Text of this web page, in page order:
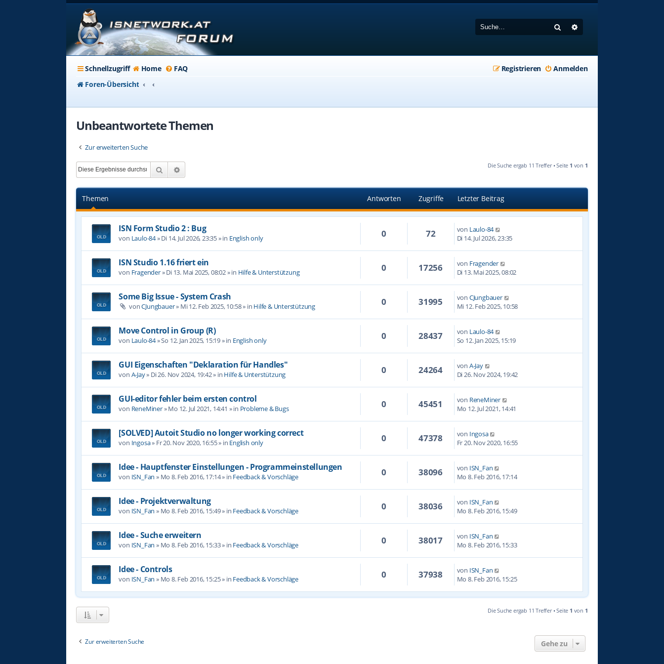
Suche
Schnellzugriff Home FAQ Anmelden
Registrieren
Foren-Übersicht
Unbeantwortete Themen
Zur erweiterten Suche
Suche Die Suche ergab 11 Treffer • Seite 1 von 1
Themen Antworten Zugriffe Letzter Beitrag
ISN Form Studio 2 : Bug
von Laulo-84»Di 14. Jul 2026, 23:35» in English only 0 72 von Laulo-84
Di 14. Jul 2026, 23:35
ISN Studio 1.16 friert ein
von Fragender»Di 13. Mai 2025, 08:02» in Hilfe & Unterstützung 0 17256 von Fragender
Di 13. Mai 2025, 08:02
Some Big Issue - System Crash
vonCJungbauer» Mi 12. Feb 2025, 10:58» in Hilfe & Unterstützung 0 31995 von CJungbauer
Mi 12. Feb 2025, 10:58
Move Control in Group (R)
von Laulo-84»So 12. Jan 2025, 15:19» in English only 0 28437 von Laulo-84
So 12. Jan 2025, 15:19
GUI Eigenschaften "Deklaration für Handles"
von A-Jay» Di 26. Nov 2024, 19:42» in Hilfe & Unterstützung 0 24264 von A-Jay
Di 26. Nov 2024, 19:42
GUI-editor fehler beim ersten control
von ReneMiner»Mo 12. Jul 2021, 14:41 » in Probleme & Bugs 0 45451 von ReneMiner
Mo 12. Jul 2021, 14:41
[SOLVED] Autoit Studio no longer working correct
von Ingosa» Fr 20. Nov 2020, 16:55» in English only 0 47378 von Ingosa
Fr 20. Nov 2020, 16:55
Idee - Hauptfenster Einstellungen - Programmeinstellungen
von ISN_Fan » Mo 8. Feb 2016, 17:14» in Feedback & Vorschläge 0 38096 von ISN_Fan
Mo 8. Feb 2016, 17:14
Idee - Projektverwaltung
von ISN_Fan » Mo 8. Feb 2016, 15:49» in Feedback & Vorschläge 0 38036 von ISN_Fan
Mo 8. Feb 2016, 15:49
Idee - Suche erweitern
von ISN_Fan » Mo 8. Feb 2016, 15:33» in Feedback & Vorschläge 0 38017 von ISN_Fan
Mo 8. Feb 2016, 15:33
Idee - Controls
von ISN_Fan » Mo 8. Feb 2016, 15:25» in Feedback & Vorschläge 0 37938 von ISN_Fan
Mo 8. Feb 2016, 15:25
Die Suche ergab 11 Treffer • Seite 1 von 1
Zur erweiterten Suche Gehe zu